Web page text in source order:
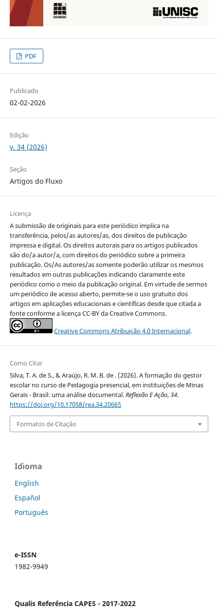
PDF
Publicado
02-02-2026
Edição
v. 34 (2026)
Seção
Artigos do Fluxo
Licença
A submissão de originais para este periódico implica na
transferência, pelos/as autores/as, dos direitos de publicação
impressa e digital. Os direitos autorais para os artigos publicados
são do/a autor/a, com direitos do periódico sobre a primeira
publicação. Os/As autores/as somente poderão utilizar os mesmos
resultados em outras publicações indicando claramente este
periódico como o meio da publicação original. Em virtude de sermos
um periódico de acesso aberto, permite-se o uso gratuito dos
artigos em aplicações educacionais e científicas desde que citada a
fonte conforme a licença CC-BY da Creative Commons.
Creative Commons Atribuição 4.0 Internacional.
Como Citar
Silva, T. A. de S., & Araújo, R. M. B. de . (2026). A formação do gestor
escolar no curso de Pedagogia presencial, em instituições de Minas
Gerais - Brasil: uma análise documental.Reflexão E Ação,34.
https://doi.org/10.17058/rea.34.20665
Formatos de Citação
Idioma
English
Español
Português
e-ISSN
1982-9949
Qualis Referência CAPES - 2017-2022